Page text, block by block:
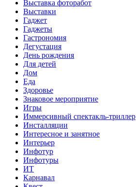
Выставка фоторабот
Выставки
Гаджет
Гаджеты
Гастрономия
Дегустация
День рождения
Для детей
Дом
Еда
Здоровье
Знаковое мероприятие
Игры
Иммерсивный спектакль-триллер
Инсталляции
Интересное и занятное
Интерьер
Инфотур
Инфотуры
ИТ
Карнавал